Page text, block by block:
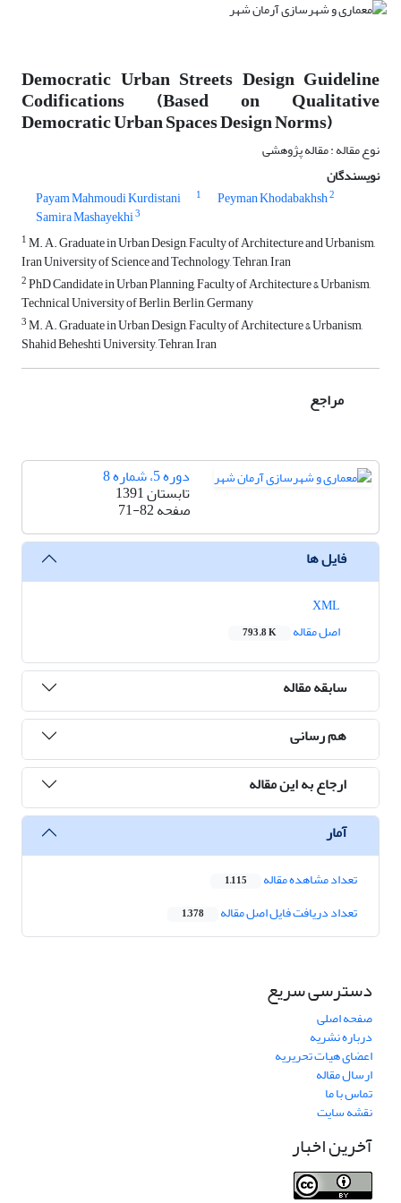
Democratic Urban Streets Design Guideline
Codifications (Based on Qualitative
Democratic Urban Spaces Design Norms)
نوع مقاله : مقاله پژوهشی
نویسندگان
Payam Mahmoudi Kurdistani
1 Peyman Khodabakhsh2
Samira Mashayekhi3
1M. A. Graduate in Urban Design, Faculty of Architecture and Urbanism,
Iran University of Science and Technology, Tehran, Iran
2PhD Candidate in Urban Planning, Faculty of Architecture & Urbanism,
Technical University of Berlin, Berlin, Germany
3M. A. Graduate in Urban Design, Faculty of Architecture & Urbanism,
Shahid Beheshti University, Tehran, Iran
مراجع
دوره 5، شماره 8
تابستان 1391
صفحه71-82
فایل ها
اصل مقاله
793.8 K
سابقه مقاله
هم رسانی
ارجاع به این مقاله
آمار
تعداد مشاهده مقاله 1,115
تعداد دریافت فایل اصل مقاله 1,378
دسترسی سریع
صفحه اصلی
درباره نشریه
اعضای هیات تحریریه
ارسال مقاله
تماس با ما
نقشه سایت
آخرین اخبار